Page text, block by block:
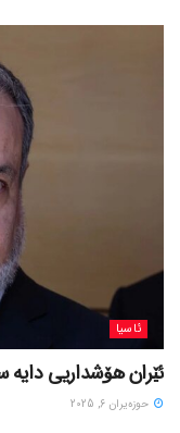
ئاسیا
ئێران هۆشداریی
حوزه‌یران 6, 2025